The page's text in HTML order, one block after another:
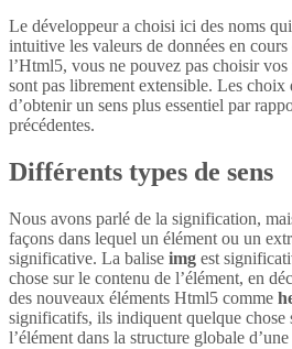
Le développeur a choisi ici des noms
intuitive les valeurs de données en
l’Html5, vous ne pouvez pas choisir
sont pas librement extensible. Les choix
d’obtenir un sens plus essentiel par
précédentes.
Différents types de sens
Nous avons parlé de la signification,
façons dans lequel un élément ou un
significative. La balise img est
chose sur le contenu de l’élément, en
des nouveaux éléments Html5 comme
significatifs, ils indiquent quelque chose
l’élément dans la structure globale d’une